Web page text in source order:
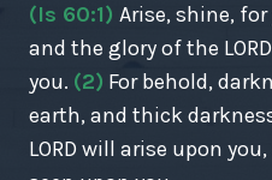
(Is 60:1) Arise, shine,
and the glory of the
you. (2) For behold,
earth, and thick
LORD will arise upon